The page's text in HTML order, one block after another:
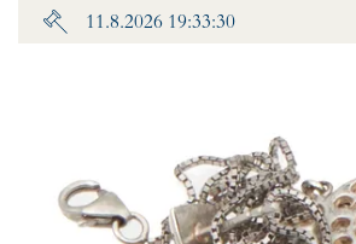
11.8.2026 19:33:30